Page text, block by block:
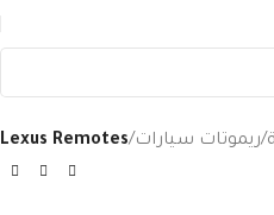
ريموتات سيارات Lexus Remotes